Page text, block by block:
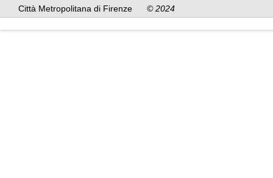
Città Metropolitana di Firenze © 2024